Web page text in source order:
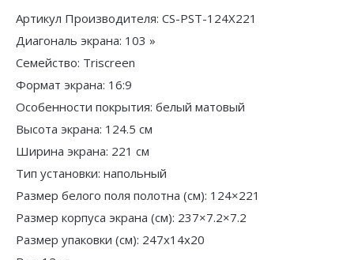
Артикул Производителя: CS-PST-124X221
Диагональ экрана: 103 »
Семейство: Triscreen
Формат экрана: 16:9
Особенности покрытия: белый матовый
Высота экрана: 124.5 см
Ширина экрана: 221 см
Тип установки: напольный
Размер белого поля полотна (см): 124×221
Размер корпуса экрана (см): 237×7.2×7.2
Размер упаковки (см): 247x14x20